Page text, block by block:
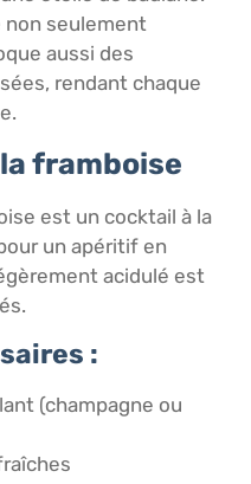
non seulement
aussi des
rendant chaque
framboise
est un cocktail à la
un apéritif en
acidulé est
:
(champagne ou